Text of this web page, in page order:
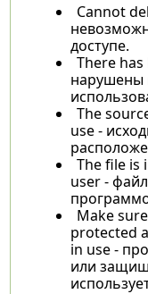
Cannot
доступе.
There
нарушены
The
use -
The file is
user -
Make
protected
in use -
или